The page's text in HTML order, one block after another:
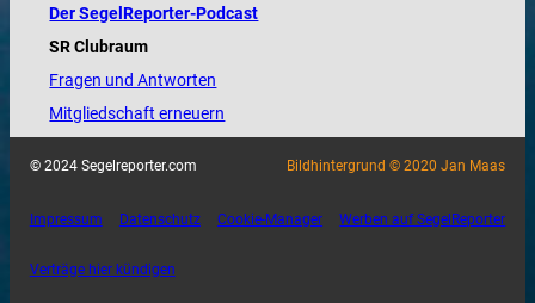
Der SegelReporter-Podcast
SR Clubraum
Fragen und Antworten
Mitgliedschaft erneuern
© 2024 Segelreporter.com Bildhintergrund © 2020 Jan Maas
Impressum Datenschutz Cookie-Manager Werben auf SegelReporter
Verträge hier kündigen